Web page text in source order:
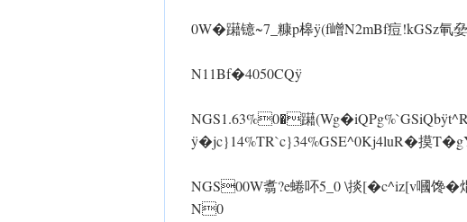
0 W�躤镱~7_糠p槔 ÿ(f嶒N2mBf痘!kGSz
N11Bf�4050CQ ÿ
NGS1.63%0�躤(Wg�iQ Pg%`GSiQb ÿt^
ÿ�jc}14%TR`c}34%GSE^0Kj4luR�摸
NGS00W翥?e蜷吥5_0 \掞[�c^iz[v嘓馋�
N0